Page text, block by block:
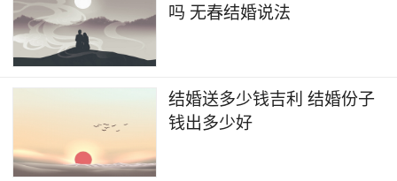
吗 无春结婚说法
结婚送多少钱吉利 结婚份子
钱出多少好